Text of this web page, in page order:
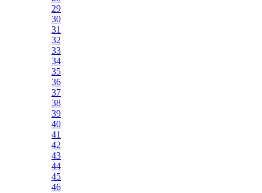
29
30
31
32
33
34
35
36
37
38
39
40
41
42
43
44
45
46